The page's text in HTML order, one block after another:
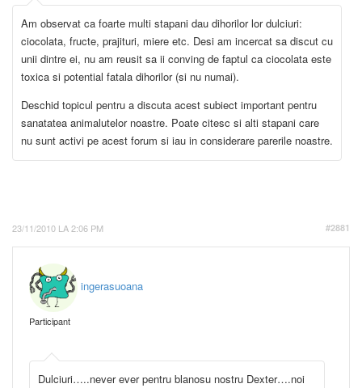
Am observat ca foarte multi stapani dau dihorilor lor dulciuri:
ciocolata, fructe, prajituri, miere etc. Desi am incercat sa discut cu
unii dintre ei, nu am reusit sa ii conving de faptul ca ciocolata este
toxica si potential fatala dihorilor (si nu numai).
Deschid topicul pentru a discuta acest subiect important pentru
sanatatea animalutelor noastre. Poate citesc si alti stapani care
nu sunt activi pe acest forum si iau in considerare parerile noastre.
23/11/2010 LA 2:06 PM #2881
ingerasuoana
Participant
Dulciuri…..never ever pentru blanosu nostru Dexter….noi